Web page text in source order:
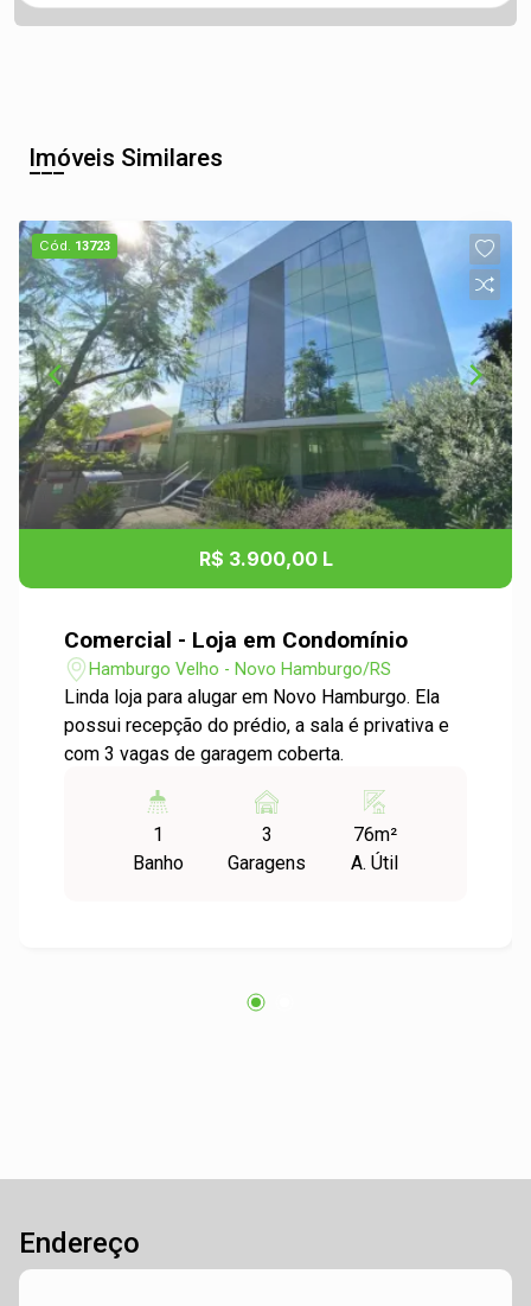
Imóveis Similares
Cód. 13723
R$ 3.900,00 L
Comercial - Loja em Condomínio
Hamburgo Velho - Novo Hamburgo/RS
Linda loja para alugar em Novo Hamburgo. Ela
possui recepção do prédio, a sala é privativa e
com 3 vagas de garagem coberta.
1
Banho
3
Garagens
76m²
A. Útil
Endereço